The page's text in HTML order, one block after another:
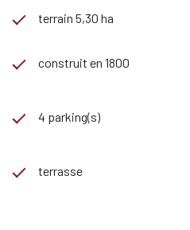
terrain 5,30 ha
construit en 1800
4 parking(s)
terrasse